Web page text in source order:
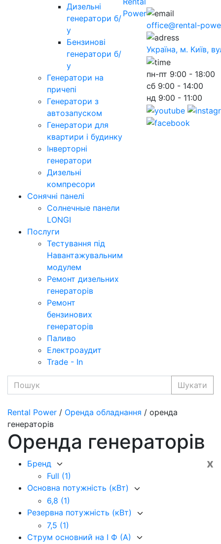
Дизельні
генератори б/
у
Бензинові
генератори б/
у
Генератори на
причепі
Генератори з
автозапуском
Генератори для
квартири і будинку
Інверторні
генератори
Дизельні
компресори
Сонячні панелі
Солнечные панели
LONGI
Послуги
Тестування під
Навантажувальним
модулем
Ремонт дизельних
генераторів
Ремонт
бензинових
генераторів
Паливо
Електроаудит
Trade - In
office@rental-
Україна, м. Київ,
пн-пт 9:00 - 18:00
сб 9:00 - 14:00
нд 9:00 - 11:00
Шукати
Rental Power / Оренда обладнання / оренда
генераторів
Оренда генераторів
x
Бренд
Full (1)
Основна потужність (кВт)
6,8 (1)
Резервна потужність (кВт)
7,5 (1)
Струм основний на I Ф (А)